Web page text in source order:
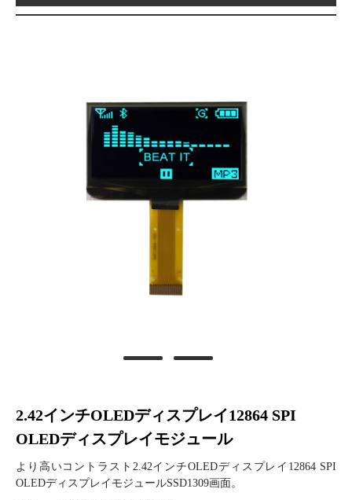
2.42インチOLEDディスプレイ12864 SPI
OLEDディスプレイモジュール
より高いコントラスト2.42インチOLEDディスプレイ12864 SPI
OLEDディスプレイモジュールSSD1309画面。